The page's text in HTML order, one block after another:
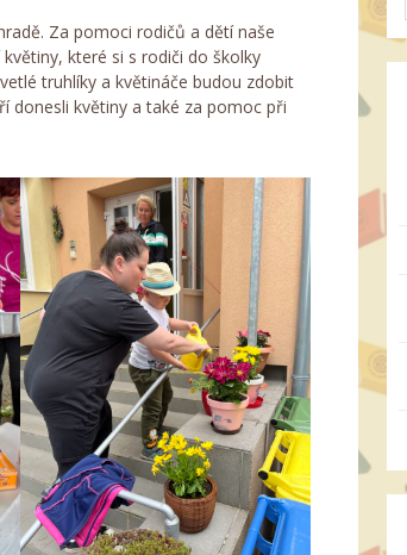
Za pomoci rodičů a dětí naše
které si s rodiči do školky
truhlíky a květináče budou zdobit
donesli květiny a také za pomoc při